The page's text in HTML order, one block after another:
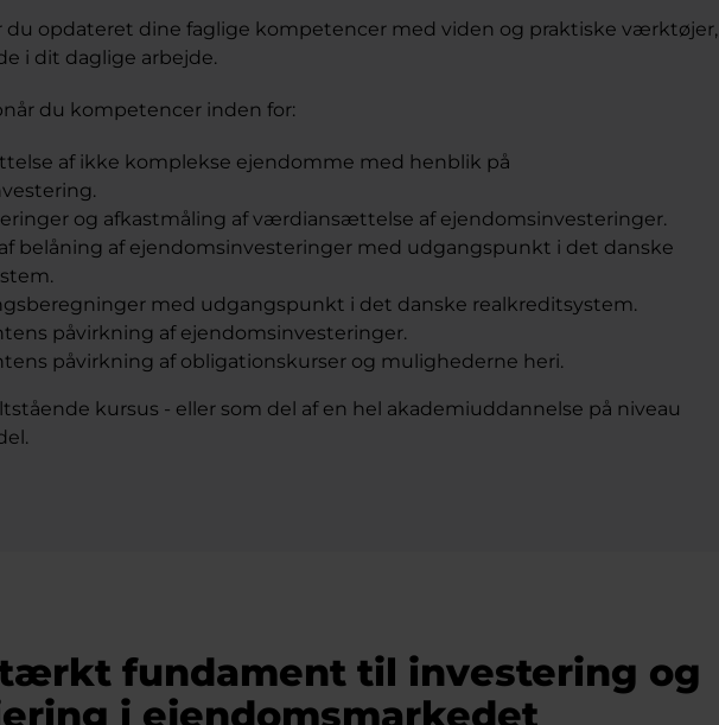
du opdateret dine faglige kompetencer med viden og praktiske værktøjer,
i dit daglige arbejde.
du kompetencer inden for:
af ikke komplekse ejendomme med henblik på
og afkastmåling af værdiansættelse af ejendomsinvesteringer.
belåning af ejendomsinvesteringer med udgangspunkt i det danske
med udgangspunkt i det danske realkreditsystem.
påvirkning af ejendomsinvesteringer.
påvirkning af obligationskurser og mulighederne heri.
kursus - eller som del af en hel akademiuddannelse på niveau
fundament til investering og
i ejendomsmarkedet